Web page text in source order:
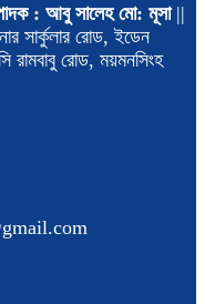
: আবু সালেহ মো: মূসা||
সার্কুলার রোড, ইডেন
রামবাবু রোড, ময়মনসিংহ